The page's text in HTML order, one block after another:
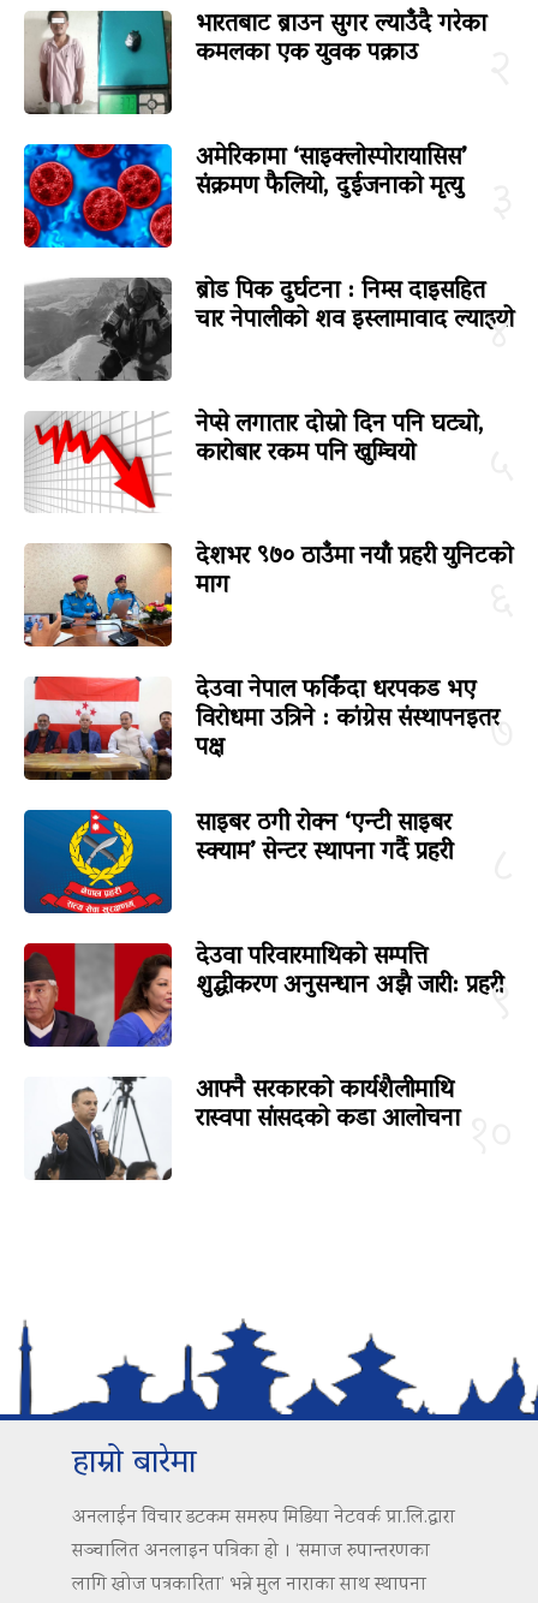
भारतबाट ब्राउन सुगर ल्याउँदै गरेका
कमलका एक युवक पक्राउ
अमेरिकामा ‘साइक्लोस्पोरायासिस’
संक्रमण फैलियो, दुईजनाको मृत्यु
४
ब्रोड पिक दुर्घटना : निम्स दाइसहित
चार नेपालीको शव इस्लामावाद ल्याइयो
नेप्से लगातार दोस्रो दिन पनि घट्यो,
कारोबार रकम पनि खुम्चियो
देशभर ९७० ठाउँमा नयाँ प्रहरी युनिटको
माग
७
देउवा नेपाल फर्किंदा धरपकड भए
विरोधमा उत्रिने : कांग्रेस संस्थापनइतर
पक्ष
साइबर ठगी रोक्न ‘एन्टी साइबर
स्क्याम’ सेन्टर स्थापना गर्दै प्रहरी
९
देउवा परिवारमाथिको सम्पत्ति
शुद्धीकरण अनुसन्धान अझै जारी: प्रहरी
आफ्नै सरकारको कार्यशैलीमाथि
रास्वपा सांसदको कडा आलोचना
हाम्रो बारेमा
अनलाईन विचार डटकम समरुप मिडिया नेटवर्क प्रा.लि.द्वारा
सञ्चालित अनलाइन पत्रिका हो । ‘समाज रुपान्तरणका
लागि खोज पत्रकारिता’ भन्ने मुल नाराका साथ स्थापना